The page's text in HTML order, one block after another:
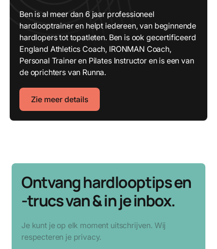
Ben is al meer dan 6 jaar professioneel
hardlooptrainer en helpt iedereen, van beginnende
hardlopers tot topatleten. Ben is ook gecertificeerd
England Athletics Coach, IRONMAN Coach,
Personal Trainer en Pilates Instructor en is een van
de oprichters van Runna.
Zie meer details
Ontvang hardlooptips en
-trucs van & in je inbox.
Je kunt je op elk moment uitschrijven. Wij
respecteren je privacy.